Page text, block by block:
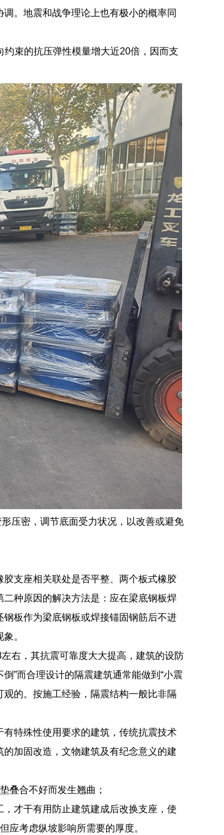
。地震和战争理论上也有极小的概率同
束的抗压弹性模量增大近20倍，因而支
压密，调节底面受力状况，以改善或避免
支座相关联处是否平整、两个板式橡胶
种原因的解决方法是：应在梁底钢板焊
板作为梁底钢板或焊接锚固钢筋后不进
。
右，其抗震可靠度大大提高，建筑的设防
”而合理设计的隔震建筑通常能做到“小震
的。按施工经验，隔震结构一般比非隔
特殊性使用要求的建筑，传统抗震技术
加固改造，文物建筑及有纪念意义的建
叠合不好而发生翘曲；
才干有用防止建筑建成后改换支座，使
应考虑纵坡影响所需要的厚度。